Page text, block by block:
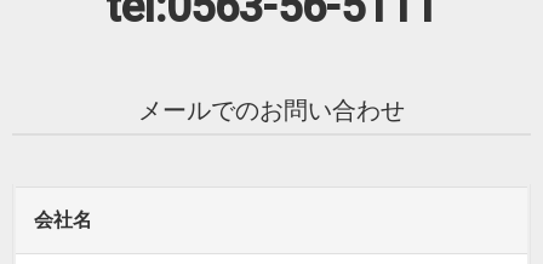
メールでのお問い合わせ
会社名